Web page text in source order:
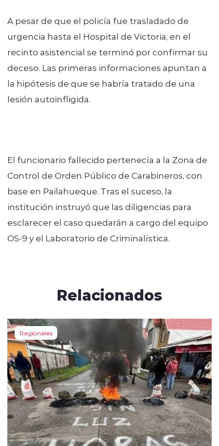
A pesar de que el policía fue trasladado de
urgencia hasta el Hospital de Victoria, en el
recinto asistencial se terminó por confirmar su
deceso. Las primeras informaciones apuntan a
la hipótesis de que se habría tratado de una
lesión autoinfligida.
El funcionario fallecido pertenecía a la Zona de
Control de Orden Público de Carabineros, con
base en Pailahueque. Tras el suceso, la
institución instruyó que las diligencias para
esclarecer el caso quedarán a cargo del equipo
OS-9 y el Laboratorio de Criminalística.
Relacionados
Regionales